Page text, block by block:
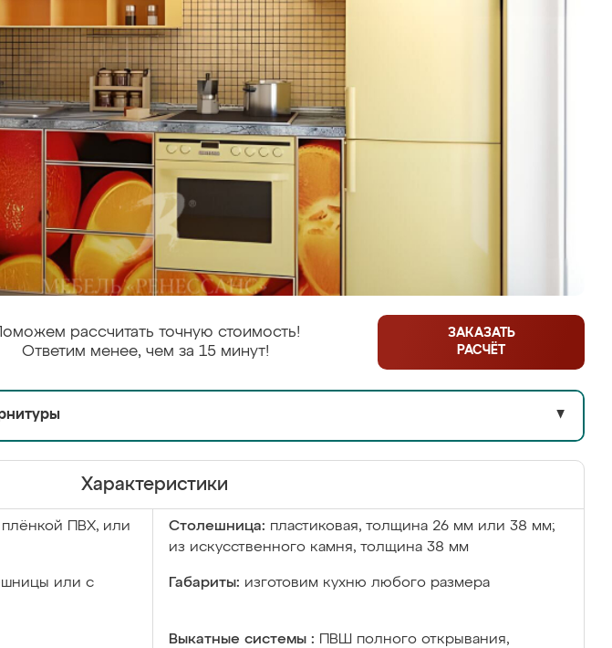
рассчитать точную стоимость!
Ответим менее, чем за 15 минут!
ЗАКАЗАТЬ
РАСЧЁТ
▼
Характеристики
ПВХ, или
Столешница: пластиковая, толщина 26 мм или 38 мм;
из искусственного камня, толщина 38 мм
или с
Габариты: изготовим кухню любого размера
Выкатные системы :
ПВШ полного открывания,